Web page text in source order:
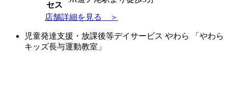
セス
店舗詳細を見る ＞
児童発達支援・放課後等デイサービス やわら 「やわら
キッズ長与運動教室」